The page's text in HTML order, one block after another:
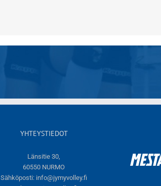
YHTEYSTIEDOT
Länsitie 30,
60550 NURMO
Sähköposti: info@jymyvolley.fi